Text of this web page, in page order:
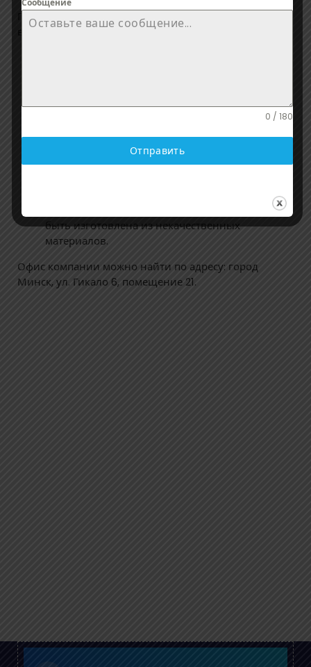
При выборе ПВХ окон или дверей следует обратить
внимание на каждую его часть отдельно:
Армирование и укрепление оконного профиля
Стеклопакеты: большее количество камер
увеличивает теплоизоляционные свойства.
Фурнитура: она должна быть простой и
быть изготовлена из некачественных
материалов.
Офис компании можно найти по адресу: город
Минск, ул. Гикало 6, помещение 21.
Сообщение
0 / 180
Отправить